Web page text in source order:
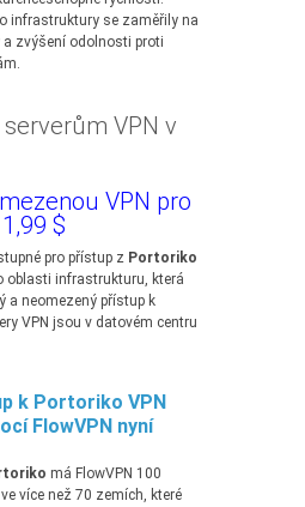
infrastruktury se zaměřily na
zvýšení odolnosti proti
VPN v
VPN pro
$
pro přístup z Portoriko
oblasti infrastrukturu, která
a neomezený přístup k
VPN jsou v datovém centru
k Portoriko VPN
FlowVPN nyní
má FlowVPN 100
více než 70 zemích, které